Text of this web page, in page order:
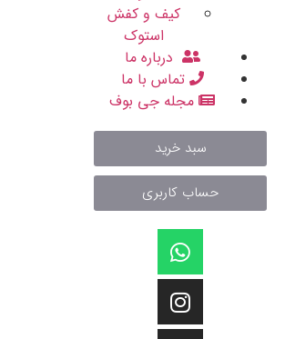
کیف و کفش
استوک
درباره ما
تماس با ما
مجله جی بوف
سبد خرید
حساب کاربری